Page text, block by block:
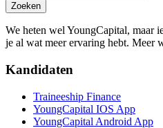
Zoeken
We heten wel YoungCapital, maar
je al wat meer ervaring hebt. Meer
Kandidaten
Traineeship Finance
YoungCapital IOS App
YoungCapital Android App